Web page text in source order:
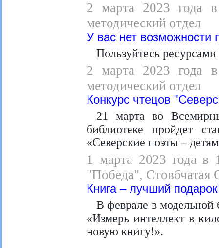
2 марта 2023 года в
методический отдел
У вас нет возможности
Пользуйтесь
2 марта 2023 года в
методический отдел
Конкурс чтецов
21 марта во
библиотеке пройдет
«Северские поэты –
1 марта 2023 года в
"Победа", Стовбчатая
Книга – лучший
В феврале в
«Измерь интеллект в
новую книгу!».